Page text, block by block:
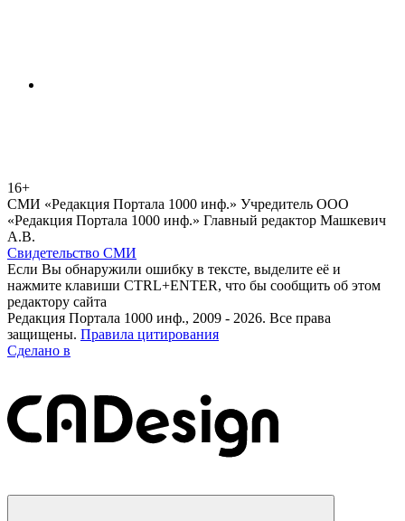
16+
СМИ «Редакция Портала 1000 инф.» Учредитель ООО
«Редакция Портала 1000 инф.» Главный редактор Машкевич
А.В.
Свидетельство СМИ
Если Вы обнаружили ошибку в тексте, выделите её и
нажмите клавиши CTRL+ENTER, что бы сообщить об этом
редактору сайта
Редакция Портала 1000 инф., 2009 - 2026. Все права
защищены. Правила цитирования
Сделано в